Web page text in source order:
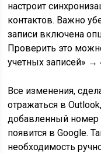
настроит
контактов. Важно
записи включена
Проверить это
учетных записей» →
Все изменения,
отражаться в
добавленный номер
появится в Google.
необходимость